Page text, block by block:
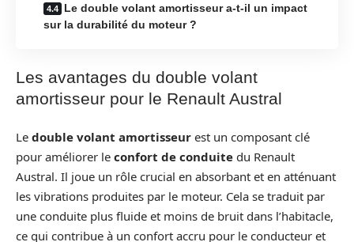
Le double volant amortisseur a-t-il un impact
sur la durabilité du moteur ?
Les avantages du double volant
amortisseur pour le Renault Austral
Le double volant amortisseur est un composant clé
pour améliorer le confort de conduite du Renault
Austral. Il joue un rôle crucial en absorbant et en atténuant
les vibrations produites par le moteur. Cela se traduit par
une conduite plus fluide et moins de bruit dans l’habitacle,
ce qui contribue à un confort accru pour le conducteur et